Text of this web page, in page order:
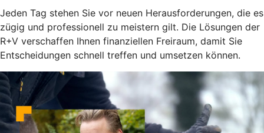
Jeden Tag stehen Sie vor neuen Herausforderungen, die es
zügig und professionell zu meistern gilt. Die Lösungen der
R+V verschaffen Ihnen finanziellen Freiraum, damit Sie
Entscheidungen schnell treffen und umsetzen können.